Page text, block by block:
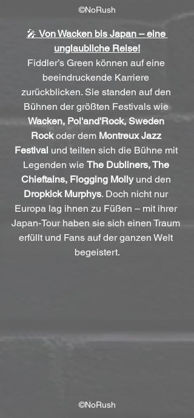
©NoRush
🎤 Von Wacken bis Japan – eine
unglaubliche Reise!
Fiddler’s Green können auf eine
beeindruckende Karriere
zurückblicken. Sie standen auf den
Bühnen der größten Festivals wie
Wacken, Pol'and'Rock, Sweden
Rock oder dem Montreux Jazz
Festival und teilten sich die Bühne mit
Legenden wie The Dubliners, The
Chieftains, Flogging Molly und den
Dropkick Murphys. Doch nicht nur
Europa lag ihnen zu Füßen – mit ihrer
Japan-Tour haben sie sich einen Traum
erfüllt und Fans auf der ganzen Welt
begeistert.
©NoRush